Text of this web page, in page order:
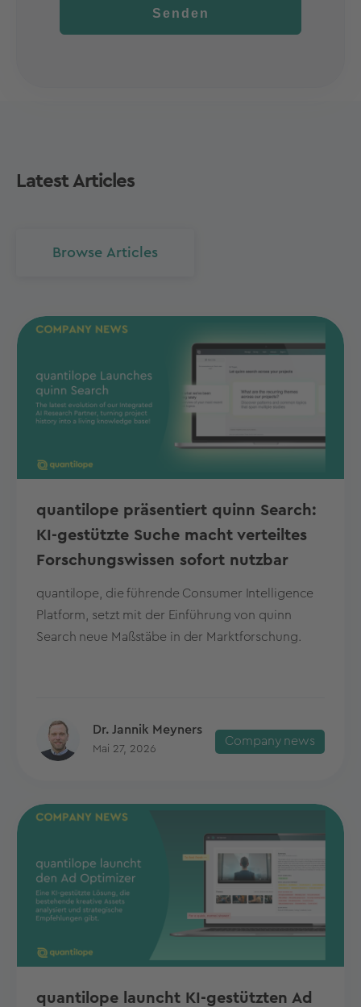
Senden
Latest Articles
Browse Articles
quantilope präsentiert quinn Search:
KI-gestützte Suche macht verteiltes
Forschungswissen sofort nutzbar
quantilope, die führende Consumer Intelligence
Platform, setzt mit der Einführung von quinn
Search neue Maßstäbe in der Marktforschung.
Dr. Jannik Meyners
Mai 27, 2026
Company news
quantilope launcht KI-gestützten Ad